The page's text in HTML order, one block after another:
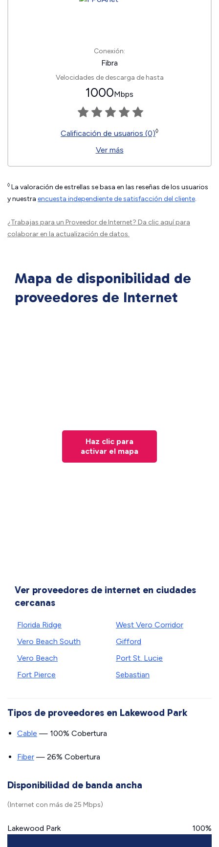
Conexión:
Fibra
Velocidades de descarga de hasta
1000Mbps
Calificación de usuarios (0)◊
Ver más
◊ La valoración de estrellas se basa en las reseñas de los usuarios
y nuestra encuesta independiente de satisfacción del cliente.
¿Trabajas para un Proveedor de Internet? Da clic aquípara
colaborar en la actualización de datos.
Mapa de disponibilidad de
proveedores de Internet
Haz clic para
activar el mapa
Ver proveedores de internet en ciudades
cercanas
Florida Ridge
Vero Beach South
Vero Beach
Fort Pierce
West Vero Corridor
Gifford
Port St. Lucie
Sebastian
Tipos de proveedores en Lakewood Park
Cable — 100% Cobertura
Fiber — 26% Cobertura
Disponibilidad de banda ancha
(Internet con más de 25 Mbps)
Lakewood Park 100%